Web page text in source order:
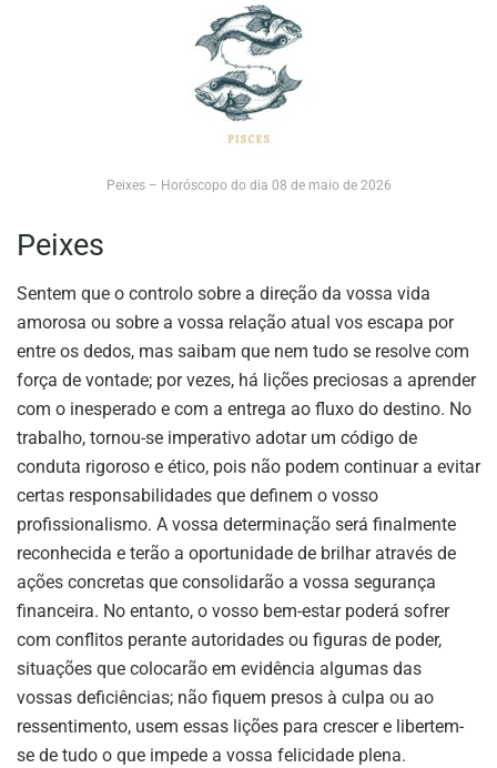
Peixes – Horóscopo do dia 08 de maio de 2026
Peixes
Sentem que o controlo sobre a direção da vossa vida
amorosa ou sobre a vossa relação atual vos escapa por
entre os dedos, mas saibam que nem tudo se resolve com
força de vontade; por vezes, há lições preciosas a aprender
com o inesperado e com a entrega ao fluxo do destino. No
trabalho, tornou-se imperativo adotar um código de
conduta rigoroso e ético, pois não podem continuar a evitar
certas responsabilidades que definem o vosso
profissionalismo. A vossa determinação será finalmente
reconhecida e terão a oportunidade de brilhar através de
ações concretas que consolidarão a vossa segurança
financeira. No entanto, o vosso bem-estar poderá sofrer
com conflitos perante autoridades ou figuras de poder,
situações que colocarão em evidência algumas das
vossas deficiências; não fiquem presos à culpa ou ao
ressentimento, usem essas lições para crescer e libertem-
se de tudo o que impede a vossa felicidade plena.